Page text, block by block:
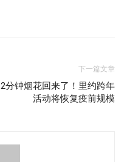
下一篇文章
分钟烟花回来了！里约跨年
活动将恢复疫前规模